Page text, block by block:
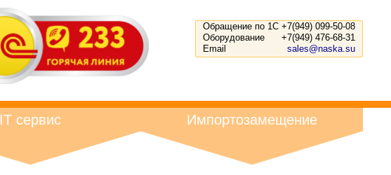
Обращение по 1С +7(949) 099-50-08
Оборудование
+7(949) 476-68-31
Email
sales@naska.su
IT сервис Импортозамещение